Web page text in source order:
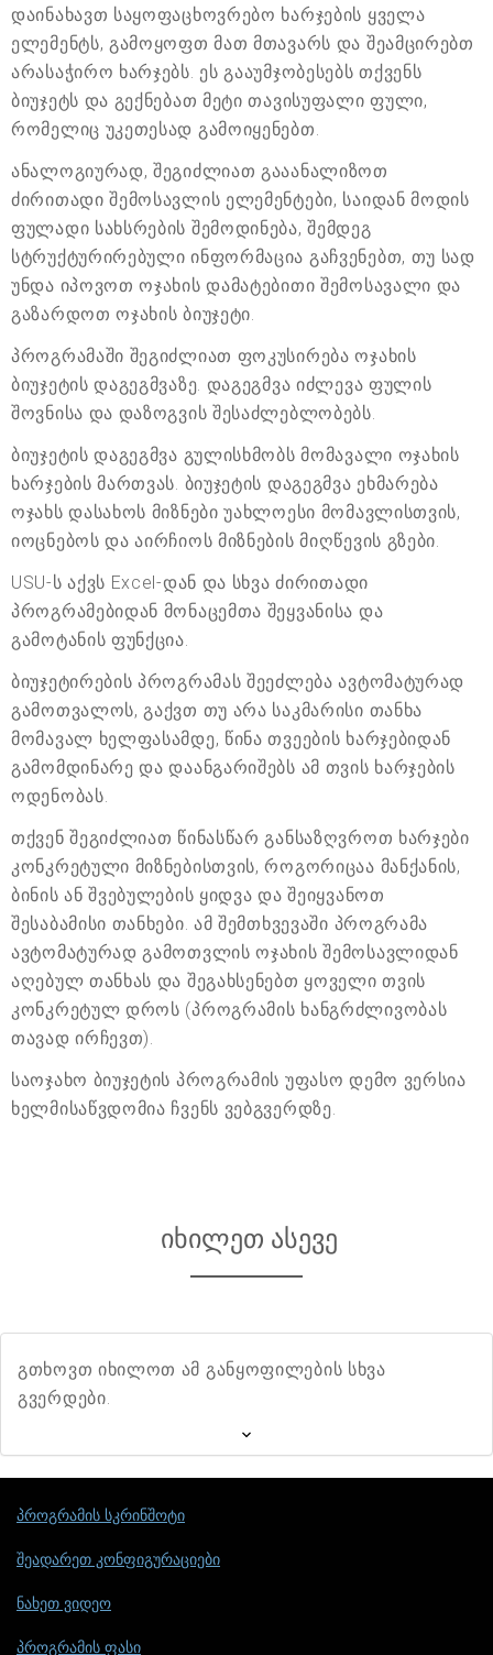
დაინახავთ საყოფაცხოვრებო ხარჯების ყველა
ელემენტს, გამოყოფთ მათ მთავარს და შეამცირებთ
არასაჭირო ხარჯებს. ეს გააუმჯობესებს თქვენს
ბიუჯეტს და გექნებათ მეტი თავისუფალი ფული,
რომელიც უკეთესად გამოიყენებთ.
ანალოგიურად, შეგიძლიათ გააანალიზოთ
ძირითადი შემოსავლის ელემენტები, საიდან მოდის
ფულადი სახსრების შემოდინება, შემდეგ
სტრუქტურირებული ინფორმაცია გაჩვენებთ, თუ სად
უნდა იპოვოთ ოჯახის დამატებითი შემოსავალი და
გაზარდოთ ოჯახის ბიუჯეტი.
პროგრამაში შეგიძლიათ ფოკუსირება ოჯახის
ბიუჯეტის დაგეგმვაზე. დაგეგმვა იძლევა ფულის
შოვნისა და დაზოგვის შესაძლებლობებს.
ბიუჯეტის დაგეგმვა გულისხმობს მომავალი ოჯახის
ხარჯების მართვას. ბიუჯეტის დაგეგმვა ეხმარება
ოჯახს დასახოს მიზნები უახლოესი მომავლისთვის,
იოცნებოს და აირჩიოს მიზნების მიღწევის გზები.
USU-ს აქვს Excel-დან და სხვა ძირითადი
პროგრამებიდან მონაცემთა შეყვანისა და
გამოტანის ფუნქცია.
ბიუჯეტირების პროგრამას შეეძლება ავტომატურად
გამოთვალოს, გაქვთ თუ არა საკმარისი თანხა
მომავალ ხელფასამდე, წინა თვეების ხარჯებიდან
გამომდინარე და დაანგარიშებს ამ თვის ხარჯების
ოდენობას.
თქვენ შეგიძლიათ წინასწარ განსაზღვროთ ხარჯები
კონკრეტული მიზნებისთვის, როგორიცაა მანქანის,
ბინის ან შვებულების ყიდვა და შეიყვანოთ
შესაბამისი თანხები. ამ შემთხვევაში პროგრამა
ავტომატურად გამოთვლის ოჯახის შემოსავლიდან
აღებულ თანხას და შეგახსენებთ ყოველი თვის
კონკრეტულ დროს (პროგრამის ხანგრძლივობას
თავად ირჩევთ).
საოჯახო ბიუჯეტის პროგრამის უფასო დემო ვერსია
ხელმისაწვდომია ჩვენს ვებგვერდზე.
იხილეთ ასევე
გთხოვთ იხილოთ ამ განყოფილების სხვა
გვერდები.
პროგრამის სკრინშოტი
შეადარეთ კონფიგურაციები
ნახეთ ვიდეო
პროგრამის ფასი